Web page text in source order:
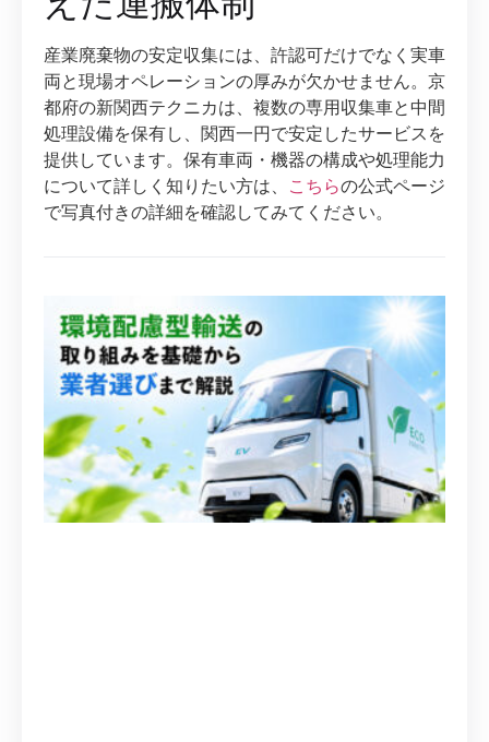
産業廃棄物の安定収集には、許認可だけでなく実車
両と現場オペレーションの厚みが欠かせません。京
都府の新関西テクニカは、複数の専用収集車と中間
処理設備を保有し、関西一円で安定したサービスを
提供しています。保有車両・機器の構成や処理能力
について詳しく知りたい方は、 こちらの公式ページ
で写真付きの詳細を確認してみてください。